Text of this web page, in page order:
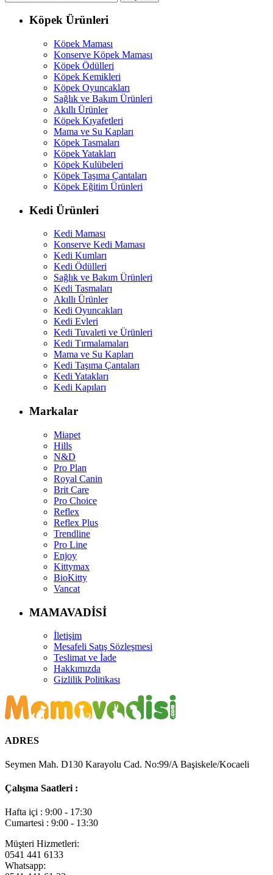
Köpek Ürünleri
Köpek Maması
Konserve Köpek Maması
Köpek Ödülleri
Köpek Kemikleri
Köpek Oyuncakları
Sağlık ve Bakım Ürünleri
Akıllı Ürünler
Köpek Kıyafetleri
Mama ve Su Kapları
Köpek Tasmaları
Köpek Yatakları
Köpek Kulübeleri
Köpek Taşıma Çantaları
Köpek Eğitim Ürünleri
Kedi Ürünleri
Kedi Maması
Konserve Kedi Maması
Kedi Kumları
Kedi Ödülleri
Sağlık ve Bakım Ürünleri
Kedi Tasmaları
Akıllı Ürünler
Kedi Oyuncakları
Kedi Evleri
Kedi Tuvaleti ve Ürünleri
Kedi Tırmalamaları
Mama ve Su Kapları
Kedi Taşıma Çantaları
Kedi Yatakları
Kedi Kapıları
Markalar
Miapet
Hills
N&D
Pro Plan
Royal Canin
Brit Care
Pro Choice
Reflex
Reflex Plus
Trendline
Pro Line
Enjoy
Kittymax
BioKitty
Vancat
MAMAVADİSİ
İletişim
Mesafeli Satış Sözleşmesi
Teslimat ve İade
Hakkımızda
Gizlilik Politikası
ADRES
Seymen Mah. D130 Karayolu Cad. No:99/A Başiskele/Kocaeli
Çalışma Saatleri :
Hafta içi : 9:00 - 17:30
Cumartesi : 9:00 - 13:30
Müşteri Hizmetleri:
0541 441 6133
Whatsapp: